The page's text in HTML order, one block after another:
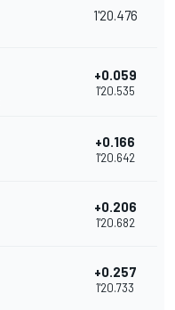
1'20.476
+0.059
1'20.535
+0.166
1'20.642
+0.206
1'20.682
+0.257
1'20.733